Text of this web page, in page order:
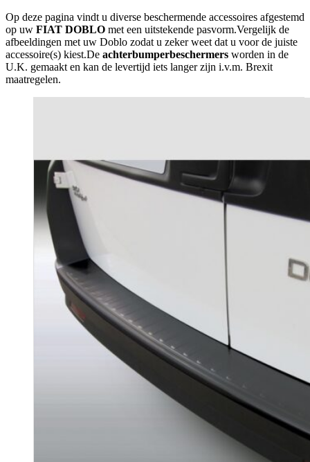
Op deze pagina vindt u diverse beschermende accessoires afgestemd
op uw FIAT DOBLO met een uitstekende pasvorm.Vergelijk de
afbeeldingen met uw Doblo zodat u zeker weet dat u voor de juiste
accessoire(s) kiest.De achterbumperbeschermers worden in de
U.K. gemaakt en kan de levertijd iets langer zijn i.v.m. Brexit
maatregelen.